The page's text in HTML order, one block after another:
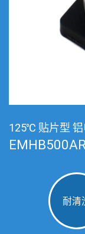
125℃ 贴片型 铝
耐清